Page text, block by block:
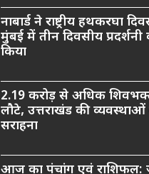
नाबार्ड ने राष्ट्रीय हथकरघा
मुंबई में तीन दिवसीय
किया
2.19 करोड़ से अधिक
लौटे, उत्तराखंड की
सराहना
आज का पंचांग एवं राशिफल: